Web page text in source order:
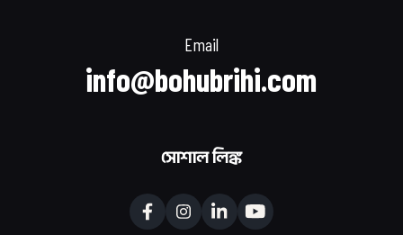
Email
info@bohubrihi.com
সোশাল লিঙ্ক